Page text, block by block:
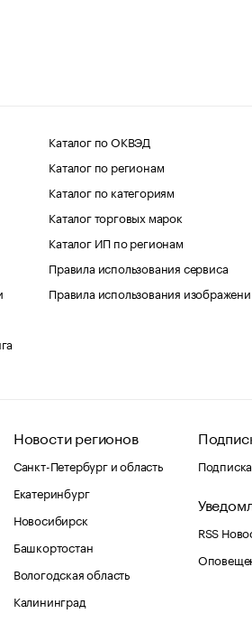
Каталог по ОКВЭД
Каталог по регионам
Каталог по категориям
Каталог торговых марок
Каталог ИП по регионам
Правила использования сервиса
Правила использования
Новости регионов
Санкт-Петербург и область
Екатеринбург
Новосибирск
Башкортостан
Вологодская область
Калининград
RSS